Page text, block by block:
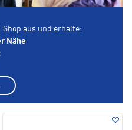
Shop aus und erhalte:
Nähe